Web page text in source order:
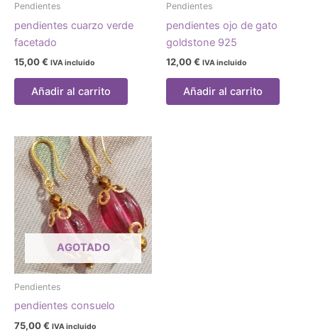
Pendientes
pendientes cuarzo verde
facetado
15,00€ IVA incluido
Añadir al carrito
Pendientes
pendientes ojo de gato
goldstone 925
12,00€ IVA incluido
Añadir al carrito
AGOTADO
Pendientes
pendientes consuelo
75,00€ IVA incluido